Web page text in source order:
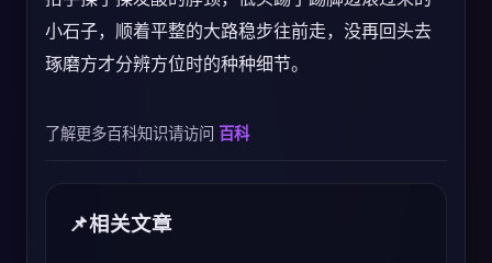
小石子，顺着平整的大路稳步往前走，没再回头去
琢磨方才分辨方位时的种种细节。
了解更多百科知识请访问 百科
相关文章